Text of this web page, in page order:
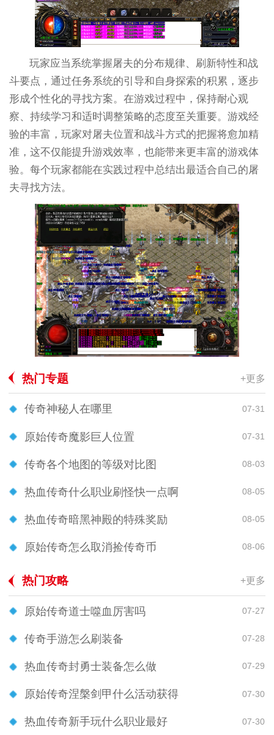
玩家应当系统掌握屠夫的分布规律、刷新特性和战
斗要点，通过任务系统的引导和自身探索的积累，逐步
形成个性化的寻找方案。在游戏过程中，保持耐心观
察、持续学习和适时调整策略的态度至关重要。游戏经
验的丰富，玩家对屠夫位置和战斗方式的把握将愈加精
准，这不仅能提升游戏效率，也能带来更丰富的游戏体
验。每个玩家都能在实践过程中总结出最适合自己的屠
夫寻找方法。
热门专题 +更多
传奇神秘人在哪里 07-31
原始传奇魔影巨人位置 07-31
传奇各个地图的等级对比图 08-03
热血传奇什么职业刷怪快一点啊 08-05
热血传奇暗黑神殿的特殊奖励 08-05
原始传奇怎么取消捡传奇币 08-06
热门攻略 +更多
原始传奇道士噬血厉害吗 07-27
传奇手游怎么刷装备 07-28
热血传奇封勇士装备怎么做 07-29
原始传奇涅槃剑甲什么活动获得 07-30
热血传奇新手玩什么职业最好 07-30